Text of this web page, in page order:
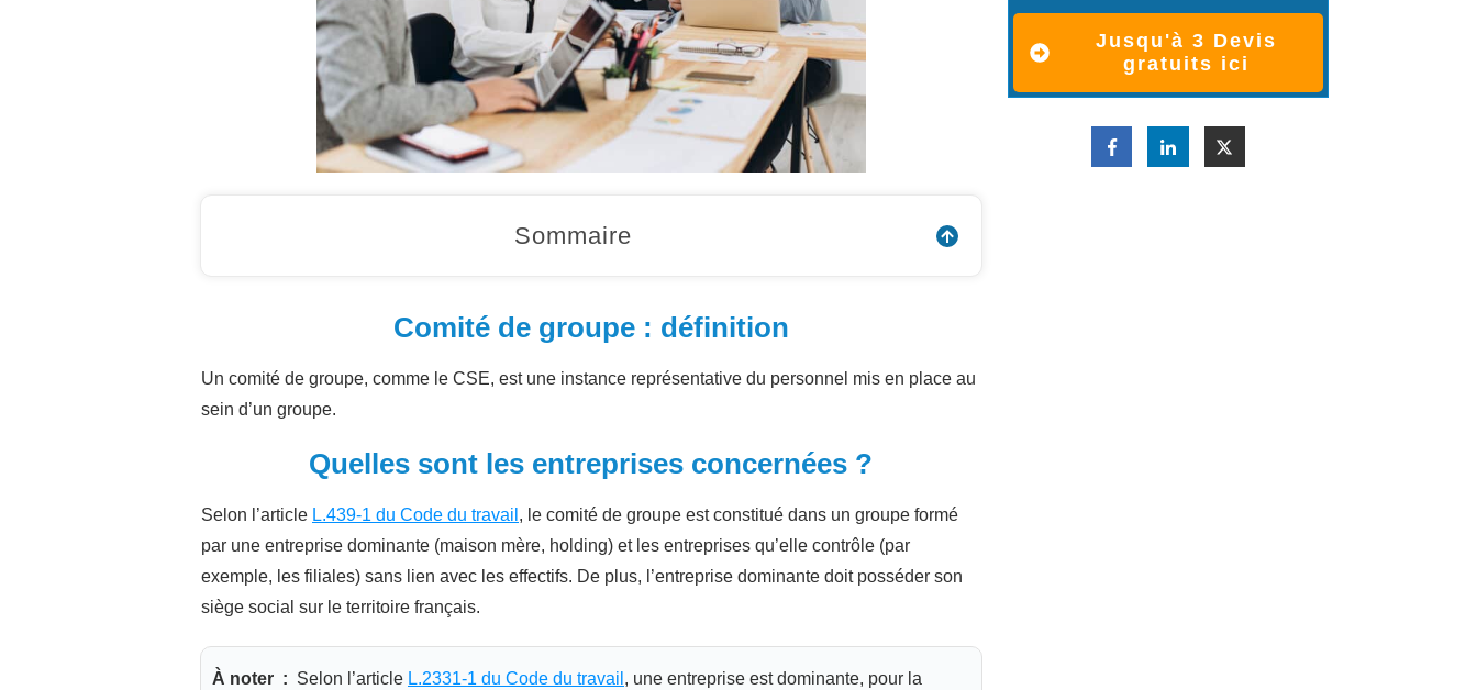
Sommaire
Comité de groupe : définition
Un comité de groupe, comme le CSE, est une instance représentative du personnel mis en place au
sein d’un groupe.
Quelles sont les entreprises concernées ?
Selon l’article L.439-1 du Code du travail , le comité de groupe est constitué dans un groupe formé
par une entreprise dominante (maison mère, holding) et les entreprises qu’elle contrôle (par
exemple, les filiales) sans lien avec les effectifs. De plus, l’entreprise dominante doit posséder son
siège social sur le territoire français.
À noter : Selon l’article L.2331-1 du Code du travail , une entreprise est dominante, pour la
Jusqu'à 3 Devis
gratuits ici